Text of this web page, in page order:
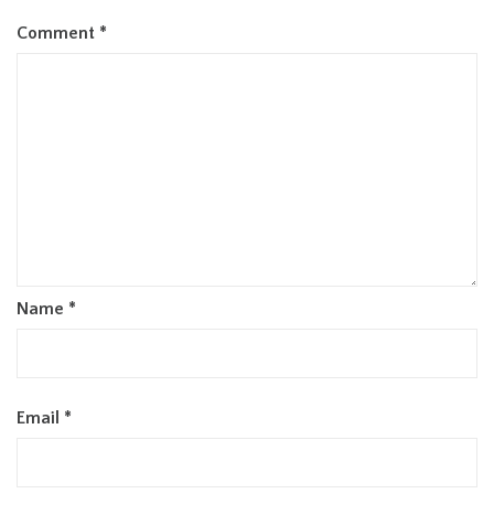
Comment *
Name *
Email *